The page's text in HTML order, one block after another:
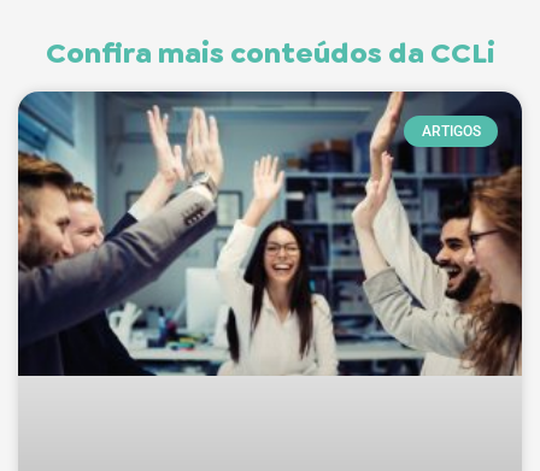
Confira mais conteúdos da CCLi
ARTIGOS